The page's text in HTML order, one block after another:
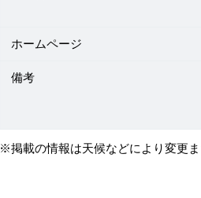
ホームページ
備考
※掲載の情報は天候などにより変更